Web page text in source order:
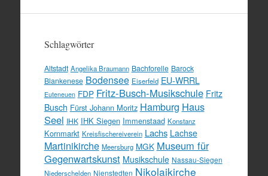
Schlagwörter
Altstadt Angelika Braumann Bachforelle Barock
Blankenese Bodensee Eiserfeld EU-WRRL
Euteneuen FDP Fritz-Busch-Musikschule Fritz
Busch Fürst Johann Moritz Hamburg Haus
Seel IHK IHK Siegen Immenstaad Konstanz
Kornmarkt Kreisfischereiverein Lachs Lachse
Martinikirche Meersburg MGK Museum für
Gegenwartskunst Musikschule Nassau-Siegen
Niederschelden Nienstedten Nikolaikirche